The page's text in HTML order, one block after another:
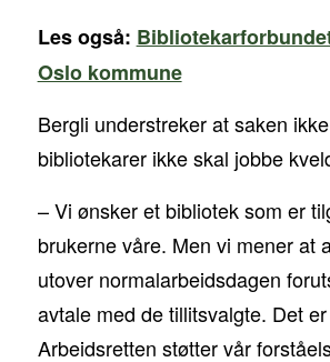
Les også:
Oslo kommune
Bergli understreker at saken
bibliotekarer ikke skal jobbe
– Vi ønsker et bibliotek som er
brukerne våre. Men vi mener at
utover normalarbeidsdagen
avtale med de tillitsvalgte. Det
Arbeidsretten støtter vår